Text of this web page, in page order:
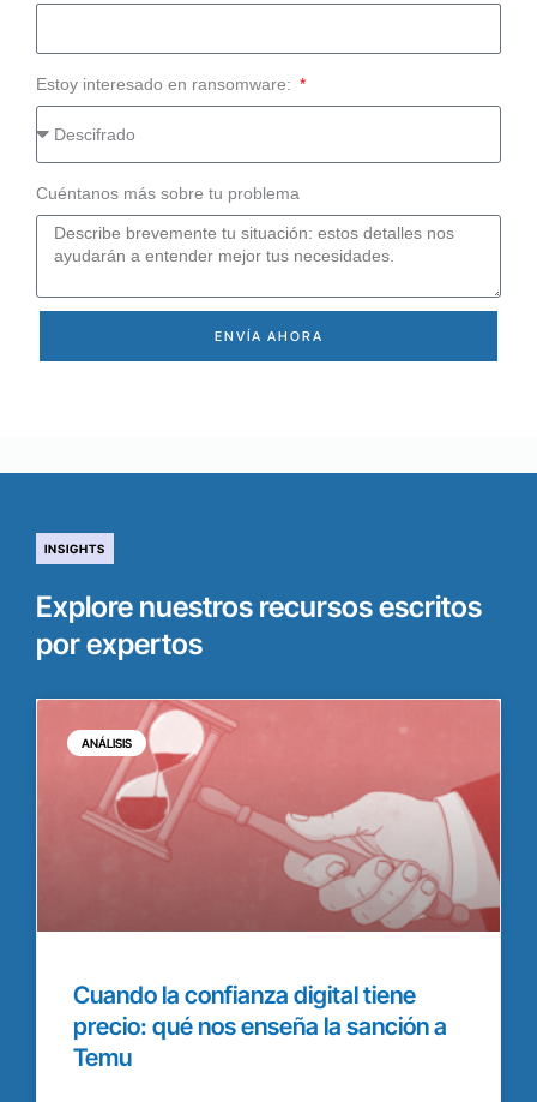
Estoy interesado en ransomware:
Cuéntanos más sobre tu problema
ENVÍA AHORA
INSIGHTS
Explore nuestros recursos escritos
por expertos
ANÁLISIS
Cuando la confianza digital tiene
precio: qué nos enseña la sanción a
Temu